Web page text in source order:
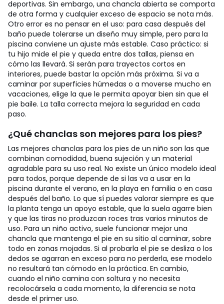
deportivas. Sin embargo, una chancla abierta se comporta
de otra forma y cualquier exceso de espacio se nota más.
Otro error es no pensar en el uso: para casa después del
baño puede tolerarse un diseño muy simple, pero para la
piscina conviene un ajuste más estable. Caso práctico: si
tu hijo mide el pie y queda entre dos tallas, piensa en
cómo las llevará. Si serán para trayectos cortos en
interiores, puede bastar la opción más próxima. Si va a
caminar por superficies húmedas o a moverse mucho en
vacaciones, elige la que le permita apoyar bien sin que el
pie baile. La talla correcta mejora la seguridad en cada
paso.
¿Qué chanclas son mejores para los pies?
Las mejores chanclas para los pies de un niño son las que
combinan comodidad, buena sujeción y un material
agradable para su uso real. No existe un único modelo ideal
para todos, porque depende de si las va a usar en la
piscina durante el verano, en la playa en familia o en casa
después del baño. Lo que sí puedes valorar siempre es que
la planta tenga un apoyo estable, que la suela agarre bien
y que las tiras no produzcan roces tras varios minutos de
uso. Para un niño activo, suele funcionar mejor una
chancla que mantenga el pie en su sitio al caminar, sobre
todo en zonas mojadas. Si al probarla el pie se desliza o los
dedos se agarran en exceso para no perderla, ese modelo
no resultará tan cómodo en la práctica. En cambio,
cuando el niño camina con soltura y no necesita
recolocársela a cada momento, la diferencia se nota
desde el primer uso.